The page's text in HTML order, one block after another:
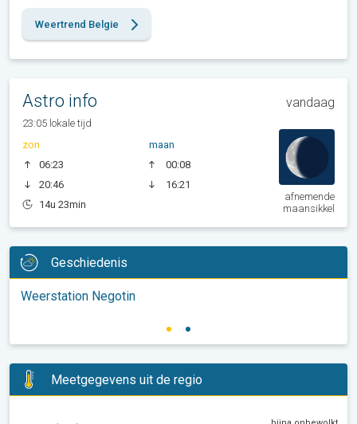
Weertrend Belgie
Astro info vandaag
23:05 lokale tijd
zon
06:23
20:46
14u 23min
maan
00:08
16:21
afnemende
maansikkel
Geschiedenis
Weerstation Negotin
Meetgegevens uit de regio